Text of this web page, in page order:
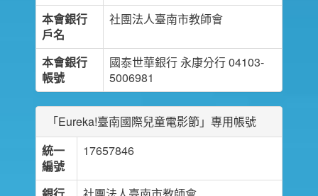
本會銀行
戶名
社團法人臺南市教師會
本會銀行
帳號
國泰世華銀行 永康分行 04103-
5006981
「Eureka!臺南國際兒童電影節」專用帳號
統一
編號
17657846